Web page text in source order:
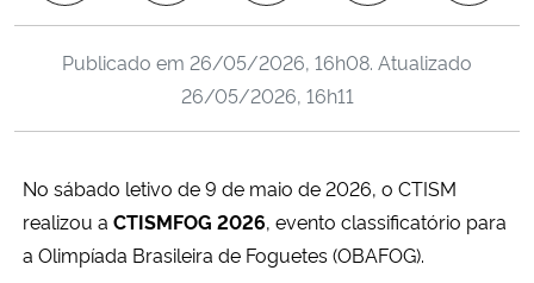
Ministério do Meio Ambiente
Publicado em 26/05/2026, 16h08. Atualizado
26/05/2026, 16h11
No sábado letivo de 9 de maio de 2026, o CTISM
realizou a CTISMFOG 2026, evento classificatório para
a Olimpíada Brasileira de Foguetes (OBAFOG).